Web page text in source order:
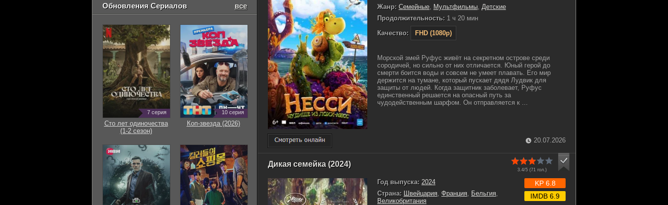
Жанр: Семейные Мультфильмы Детские
Продолжительность: 1 ч 20 мин
Качество:
FHD (1080p)
Морской змей Руфус живёт на секретном острове среди
сородичей, но сильно от них отличается. Юный герой до
смерти боится воды и совсем не умеет плавать. Его мир
держится на тумане, который пускает дядя Лудвик для
защиты от людей. Когда защитник заболевает, Руфус
единственный решается на опасный путь за
чудодейственным шарфом. Он отправляется к ...
20.07.2026
Дикая семейка (2024)
3.4/5 (71 гол.)
Год выпуска: 2024
Страна: Швейцария, Франция, Бельгия,
Великобритания
KP 6.8
IMDB 6.9
Обновления Сериалов все
7 серия
Сто лет одиночества
(1-2 сезон)
10 серия
Коп-звезда (2026)